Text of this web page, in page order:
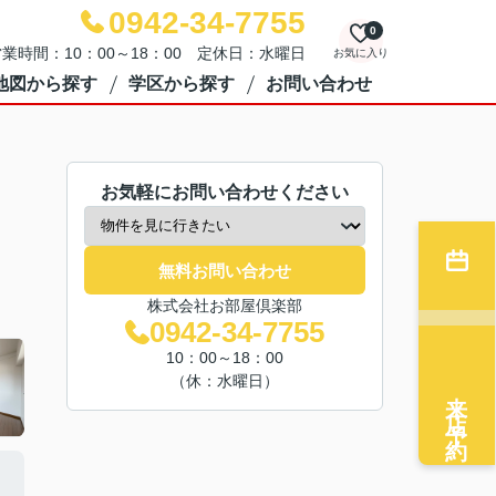
0942-34-7755
時間：10：00～18：00 定休日：水曜日 お気に入り
0
図から探す 学区から探す お問い合わせ
お気軽にお問い合わせください
無料お問い合わせ
株式会社お部屋倶楽部
0942-34-7755
10：00～18：00
（休：水曜日）
来店予約